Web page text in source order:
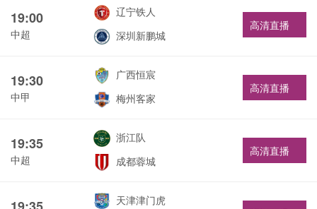
19:00
中超
辽宁铁人
深圳新鹏城
高清直播
19:30
中甲
广西恒宸
梅州客家
高清直播
19:35
中超
浙江队
成都蓉城
高清直播
天津津门虎